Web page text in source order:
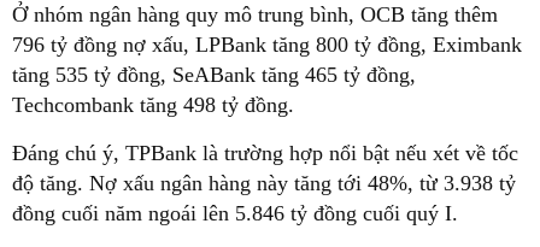
Ở nhóm ngân hàng quy mô trung bình, OCB tăng thêm
796 tỷ đồng nợ xấu, LPBank tăng 800 tỷ đồng, Eximbank
tăng 535 tỷ đồng, SeABank tăng 465 tỷ đồng,
Techcombank tăng 498 tỷ đồng.
Đáng chú ý, TPBank là trường hợp nổi bật nếu xét về tốc
độ tăng. Nợ xấu ngân hàng này tăng tới 48%, từ 3.938 tỷ
đồng cuối năm ngoái lên 5.846 tỷ đồng cuối quý I.